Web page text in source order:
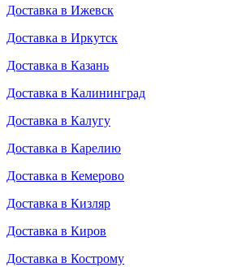
Доставка в Ижевск
Доставка в Иркутск
Доставка в Казань
Доставка в Калининград
Доставка в Калугу
Доставка в Карелию
Доставка в Кемерово
Доставка в Кизляр
Доставка в Киров
Доставка в Кострому